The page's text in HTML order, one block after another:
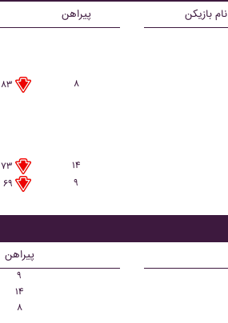
پیراهن
۸۳
۸
۷۳
۱۴
۶۹
۹
پیراهن
۹
۱۴
۸
نام بازیکن